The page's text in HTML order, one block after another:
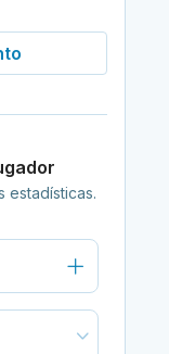
estadísticas.